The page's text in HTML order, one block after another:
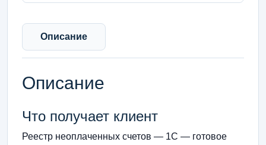
Описание
Описание
Что получает клиент
Реестр неоплаченных счетов — 1С — готовое